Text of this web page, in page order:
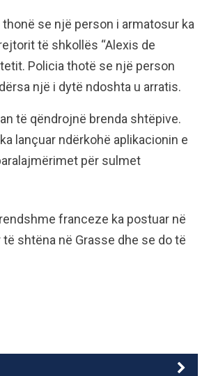
se një person i armatosur ka
të shkollës “Alexis de
Policia thotë se një person
një i dytë ndoshta u arratis.
të qëndrojnë brenda shtëpive.
lançuar ndërkohë aplikacionin e
për sulmet
franceze ka postuar në
shtëna në Grasse dhe se do të